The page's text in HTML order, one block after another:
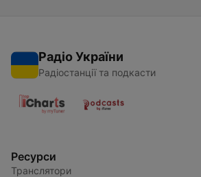
Радіо України
Радіостанції та подкасти
Ресурси
Транслятори